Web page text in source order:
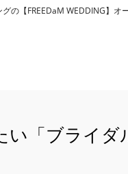
【FREEDaM WEDDING】オ
「ブライダ